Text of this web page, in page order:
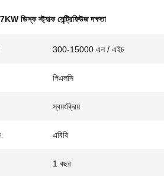
ডিস্ক স্ট্যাক সেন্ট্রিফিউজ দক্ষতা
300-15000 এল / এইচ
পিএলসি
স্বয়ংক্রিয়
এবিবি
1 বছর